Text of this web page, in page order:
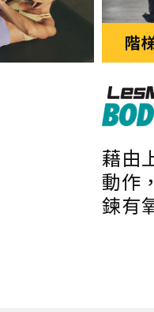
階
藉由
動作
鍊有